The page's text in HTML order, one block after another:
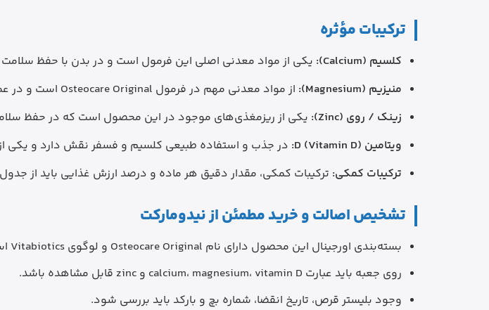
ترکیبات مؤثره
کلسیم (Calcium):
یکی از مواد معدنی اصلی این فرمول است و در بدن با حفظ سلامت
منیزیم (Magnesium):
از مواد معدنی مهم در فرمول Osteocare Original است و در عملکرد طبیعی عضلات و حفظ سلامت طبیعی استخوان‌ها نقش دارد.
زینک / روی (Zinc):
یکی از ریزمغذی‌های موجود در این محصول است که در حفظ
ویتامین D (Vitamin D):
در جذب و استفاده طبیعی کلسیم و فسفر نقش دارد و یکی
ترکیبات کمکی: ترکیبات کمکی، مقدار دقیق هر ماده و درصد ارزش غذایی باید از جدول Nutritional Information یا پشت جعبه بررسی شود.
تشخیص اصالت و خرید مطمئن از نیدومارکت
بسته‌بندی اورجینال این محصول دارای نام Osteocare Original و لوگوی Vitabiotics است.
روی جعبه باید عبارت calcium، magnesium، vitamin D و zinc قابل مشاهده باشد.
وجود بلیستر قرص، تاریخ انقضا، شماره بچ و بارکد باید بررسی شود.